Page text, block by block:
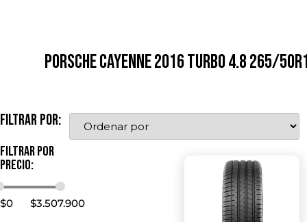
PORSCHE CAYENNE 2016 TURBO 4.8 265/
Filtrar por:
Filtrar por
precio:
$0 $3.507.900